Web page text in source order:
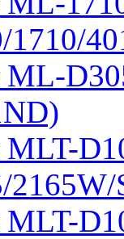
1710/